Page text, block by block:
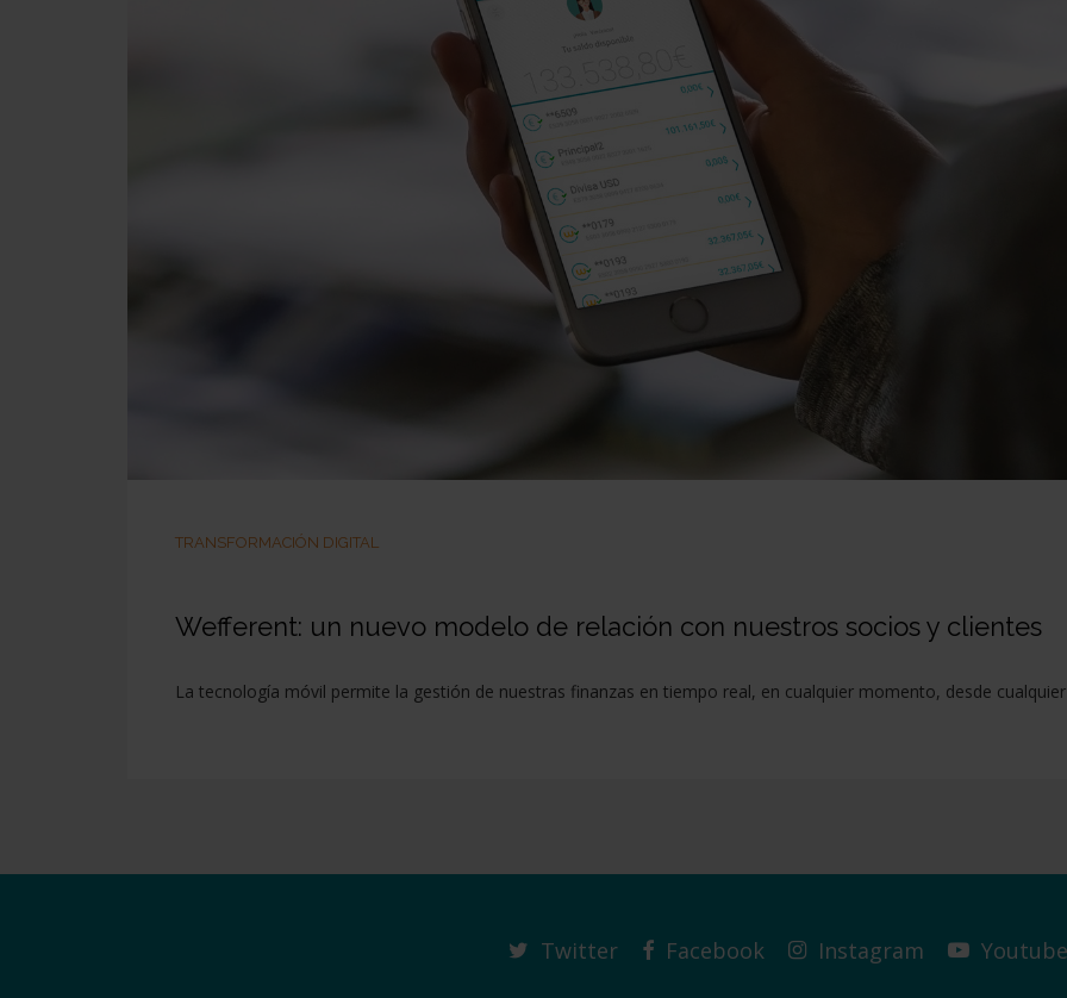
TRANSFORMACIÓN DIGITAL
Wefferent: un nuevo modelo de relación con nuestros socios y clientes
La tecnología móvil permite la gestión de nuestras finanzas en tiempo real, en cualquier momento, desde
Twitter Facebook Instagram Youtube